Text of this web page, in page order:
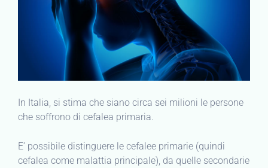
In Italia, si stima che siano circa sei milioni le persone
che soffrono di cefalea primaria.
E’ possibile distinguere le cefalee primarie (quindi
cefalea come malattia principale), da quelle secondarie